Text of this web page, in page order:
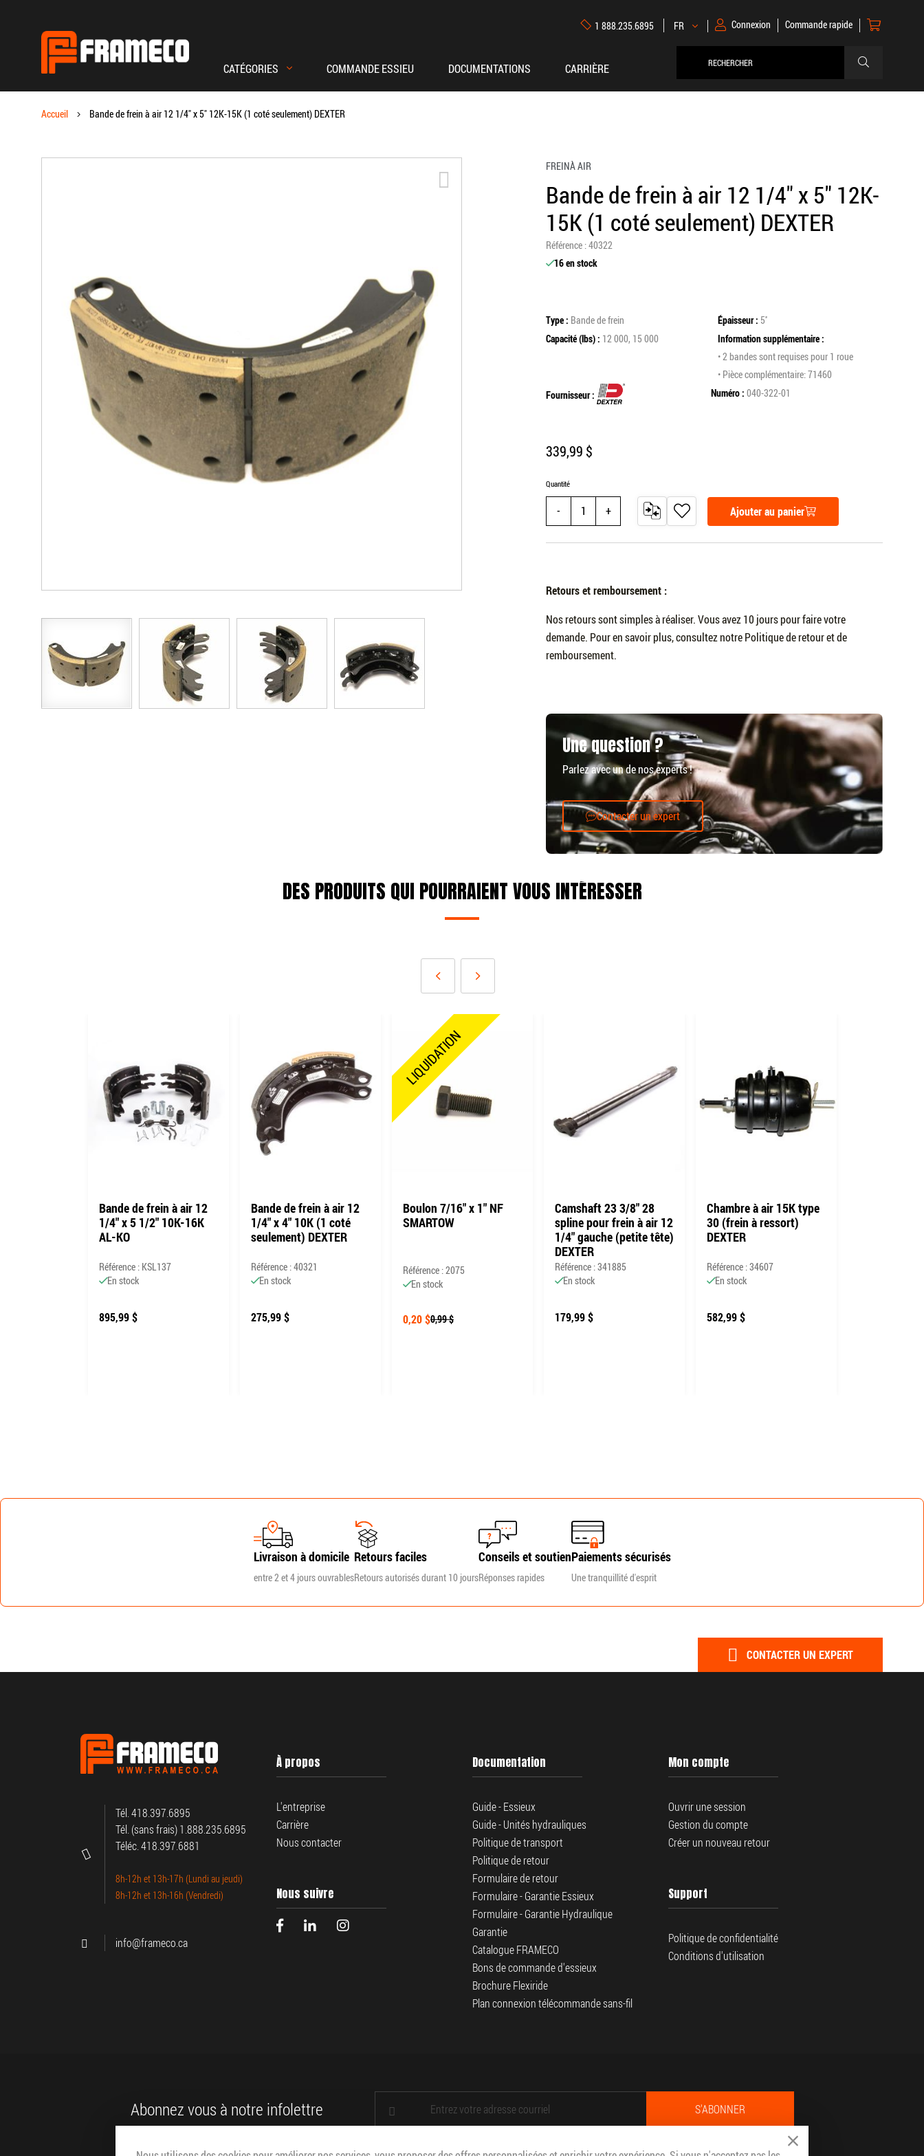
Close Cookie Bar
1 888.235.6895 Langue
FR Connexion Commande rapide Mon panier
CATÉGORIES COMMANDE ESSIEU DOCUMENTATIONS CARRIÈRE
Accueil Bande de frein à air 12 1/4" x 5" 12K-15K (1 coté seulement) DEXTER
FREINÀ AIR
Bande de frein à air 12 1/4" x 5" 12K-
15K (1 coté seulement) DEXTER
référence 40322
16 en stock
Type Bande de frein
Capacité (lbs) 12 000, 15 000
Épaisseur 5''
Information supplémentaire
• 2 bandes sont requises pour 1 roue
• Pièce complémentaire: 71460
Fournisseur
Numéro 040-322-01
339,99 $
Quantité
Add one to quantity
Substract one from quantityAJOUTER
À
AJOUTER
AU
Ajouter au panier
Retours et remboursement :
Nos retours sont simples à réaliser. Vous avez 10 jours pour faire votre
demande. Pour en savoir plus, consultez notre Politique de retour et de
remboursement.
Une question ?
Parlez avec un de nos experts !
Contacter un expert
DES PRODUITS QUI POURRAIENT VOUS INTÉRESSER
Bande de frein à air 12
1/4" x 5 1/2" 10K-16K
AL-KO
Référence : KSL137
En stock
895,99 $
Bande de frein à air 12
1/4" x 4" 10K (1 coté
seulement) DEXTER
Référence : 40321
En stock
275,99 $
LIQUIDATION
Boulon 7/16" x 1" NF
SMARTOW
Référence : 2075
En stock
0,20 $0,99 $
Camshaft 23 3/8" 28
spline pour frein à air 12
1/4" gauche (petite tête)
DEXTER
Référence : 341885
En stock
179,99 $
Chambre à air 15K type
30 (frein à ressort)
DEXTER
Référence : 34607
En stock
582,99 $
Livraison à domicile
entre 2 et 4 jours ouvrables
Retours faciles
Retours autorisés durant 10 jours
Conseils et soutien
Réponses rapides
Paiements sécurisés
Une tranquillité d'esprit
CONTACTER UN EXPERT
Tél. 418.397.6895
Tél. (sans frais) 1.888.235.6895
Téléc. 418.397.6881
8h-12h et 13h-17h (Lundi au jeudi)
8h-12h et 13h-16h (Vendredi)
info@frameco.ca
À propos
L'entreprise
Carrière
Nous contacter
Nous suivre
Documentation
Guide - Essieux
Guide - Unités hydrauliques
Politique de transport
Politique de retour
Formulaire de retour
Formulaire - Garantie Essieux
Formulaire - Garantie Hydraulique
Garantie
Catalogue FRAMECO
Bons de commande d'essieux
Brochure Flexiride
Plan connexion télécommande sans-fil
Mon compte
Ouvrir une session
Gestion du compte
Créer un nouveau retour
Support
Politique de confidentialité
Conditions d'utilisation
Abonnez vous à notre infolettre
INSCRIPTION
NOTRE
S'ABONNER